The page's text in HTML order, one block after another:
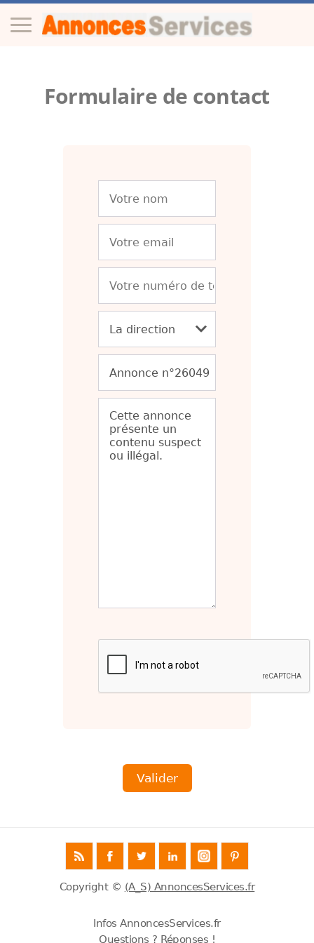
Formulaire de contact
Copyright © (A_S) AnnoncesServices.fr
Infos AnnoncesServices.fr
Questions ? Réponses !